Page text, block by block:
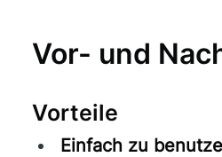
Vor- und
Vorteile
Einfach zu